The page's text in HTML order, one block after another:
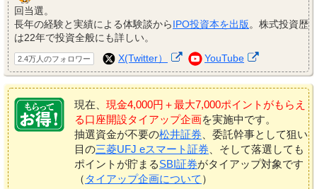
回当選。
長年の経験と実績による体験談からIPO投資本を出版。株式投資歴
は22年で投資全般にも詳しい。
2.4万人のフォロワー X(Twitter） YouTube
現在、 現金4,000円＋最大7,000ポイントがもらえ
る口座開設タイアップ企画を実施中です。
抽選資金が不要の松井証券、委託幹事として狙い
目の三菱UFJ eスマート証券、そして落選しても
ポイントが貯まるSBI証券がタイアップ対象です
（ タイアップ企画について ）